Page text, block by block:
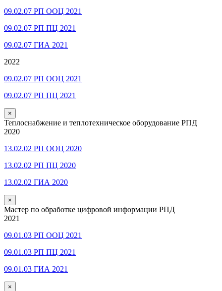
09.02.07 РП ООЦ 2021
09.02.07 РП ПЦ 2021
09.02.07 ГИА 2021
2022
09.02.07 РП ООЦ 2021
09.02.07 РП ПЦ 2021
×
Теплоснабжение и теплотехническое оборудование РПД
2020
13.02.02 РП ООЦ 2020
13.02.02 РП ПЦ 2020
13.02.02 ГИА 2020
×
Мастер по обработке цифровой информации РПД
2021
09.01.03 РП ООЦ 2021
09.01.03 РП ПЦ 2021
09.01.03 ГИА 2021
×